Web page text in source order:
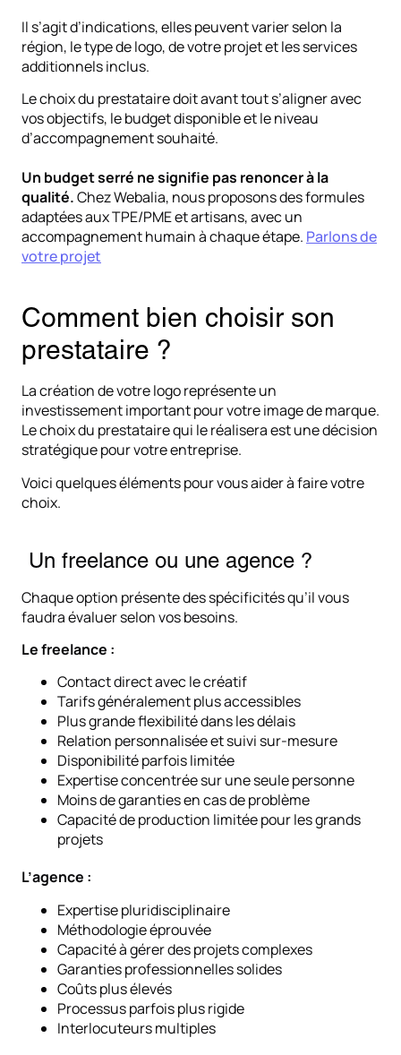
Il s’agit d’indications, elles peuvent varier selon la
région, le type de logo, de votre projet et les services
additionnels inclus.
Le choix du prestataire doit avant tout s’aligner avec
vos objectifs, le budget disponible et le niveau
d’accompagnement souhaité.
Un budget serré ne signifie pas renoncer à la
qualité.Chez Webalia, nous proposons des formules
adaptées aux TPE/PME et artisans, avec un
accompagnement humain à chaque étape. Parlons de
votre projet
Comment bien choisir son
prestataire ?
La création de votre logo représente un
investissement important pour votre image de marque.
Le choix du prestataire qui le réalisera est une décision
stratégique pour votre entreprise.
Voici quelques éléments pour vous aider à faire votre
choix.
Un freelance ou une agence ?
Chaque option présente des spécificités qu’il vous
faudra évaluer selon vos besoins.
Le freelance :
Contact direct avec le créatif
Tarifs généralement plus accessibles
Plus grande flexibilité dans les délais
Relation personnalisée et suivi sur-mesure
Disponibilité parfois limitée
Expertise concentrée sur une seule personne
Moins de garanties en cas de problème
Capacité de production limitée pour les grands
projets
L’agence :
Expertise pluridisciplinaire
Méthodologie éprouvée
Capacité à gérer des projets complexes
Garanties professionnelles solides
Coûts plus élevés
Processus parfois plus rigide
Interlocuteurs multiples